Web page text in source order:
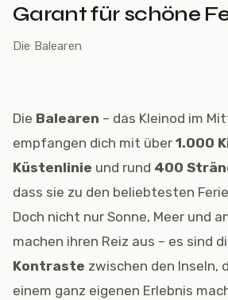
Garant für schöne
Die Balearen
Die Balearen – das Kleinod im
empfangen dich mit über 1.000
Küstenlinie und rund 400
dass sie zu den beliebtesten
Doch nicht nur Sonne, Meer und
machen ihren Reiz aus – es sind
Kontraste zwischen den Inseln,
einem ganz eigenen Erlebnis